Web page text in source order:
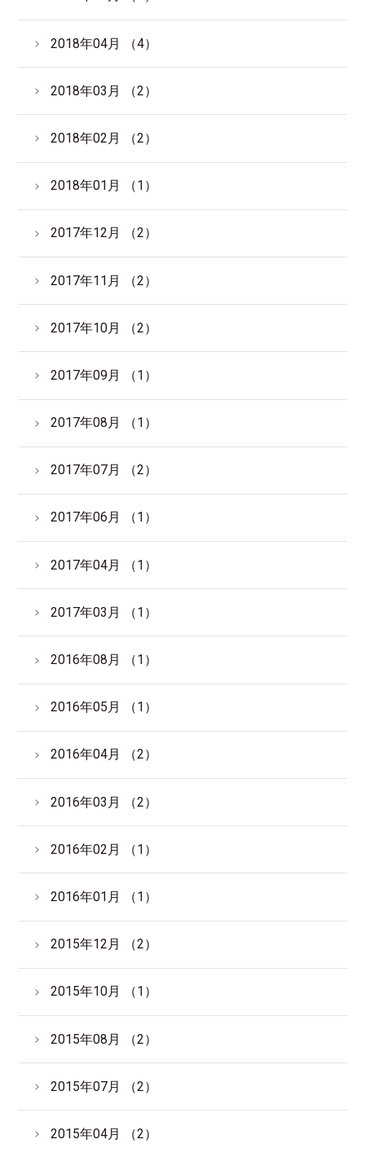
2018年04月 （4）
2018年03月 （2）
2018年02月 （2）
2018年01月 （1）
2017年12月 （2）
2017年11月 （2）
2017年10月 （2）
2017年09月 （1）
2017年08月 （1）
2017年07月 （2）
2017年06月 （1）
2017年04月 （1）
2017年03月 （1）
2016年08月 （1）
2016年05月 （1）
2016年04月 （2）
2016年03月 （2）
2016年02月 （1）
2016年01月 （1）
2015年12月 （2）
2015年10月 （1）
2015年08月 （2）
2015年07月 （2）
2015年04月 （2）